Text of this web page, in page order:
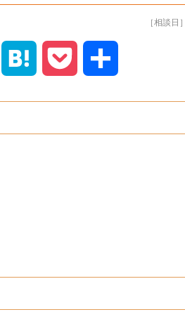
［相談日
Email Hatena Pocket